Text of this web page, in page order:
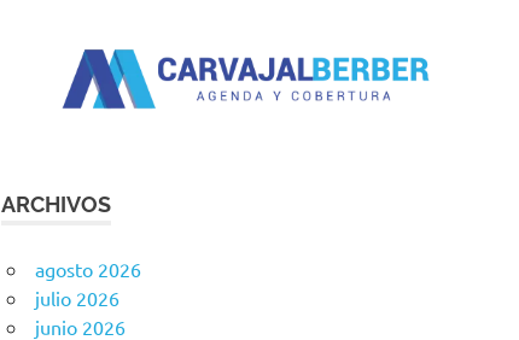
ARCHIVOS
agosto 2026
julio 2026
junio 2026